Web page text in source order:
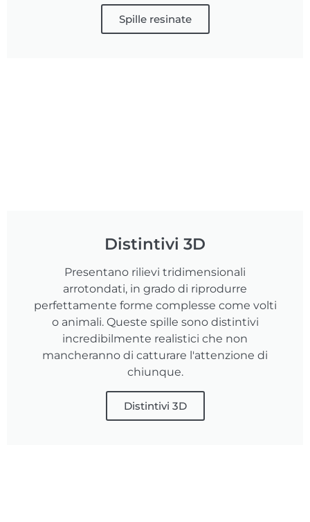
Spille resinate
Distintivi 3D
Presentano rilievi tridimensionali
arrotondati, in grado di riprodurre
perfettamente forme complesse come volti
o animali. Queste spille sono distintivi
incredibilmente realistici che non
mancheranno di catturare l'attenzione di
chiunque.
Distintivi 3D